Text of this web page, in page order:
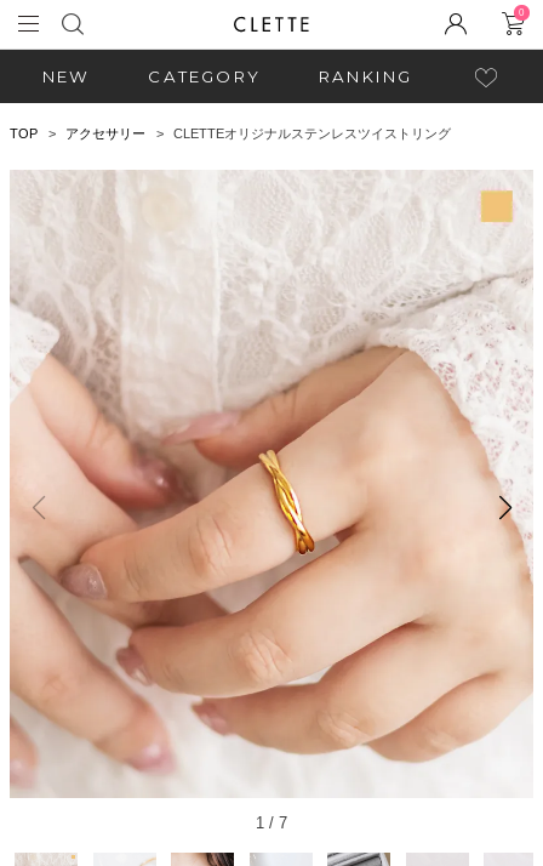
0
NEW CATEGORY RANKING
TOP アクセサリー CLETTEオリジナルステンレスツイストリング
1 / 7